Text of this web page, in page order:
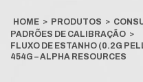
HOME > PRODUTOS >
PADRÕES DE CALIBRAÇÃO >
FLUXO DE ESTANHO (0.2G
454G – ALPHA RESOURCES